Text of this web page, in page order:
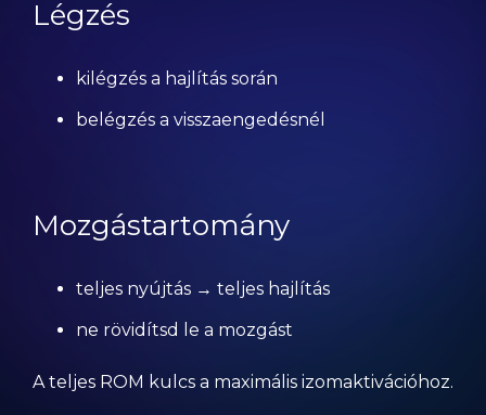
Légzés
kilégzés a hajlítás során
belégzés a visszaengedésnél
Mozgástartomány
teljes nyújtás → teljes hajlítás
ne rövidítsd le a mozgást
A teljes ROM kulcs a maximális izomaktivációhoz.